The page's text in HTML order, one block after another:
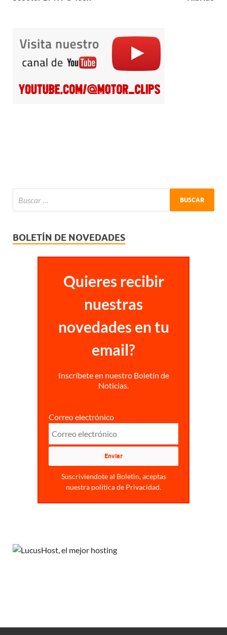
BOLETÍN DE NOVEDADES
Quieres recibir
nuestras
novedades en tu
email?
Inscríbete en nuestro Boletín de
Noticias.
Correo electrónico
Suscriviendote al Boletin, aceptas
nuestra politica de Privacidad.